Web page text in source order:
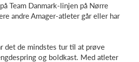
Team Danmark-linjen på Nørre
andre Amager-atleter går eller har
det de mindstes tur til at prøve
og boldkast. Med atleter